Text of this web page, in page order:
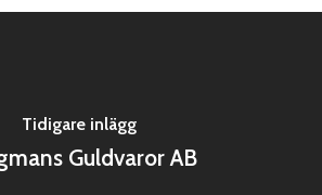
Tidigare inlägg
Guldvaror AB